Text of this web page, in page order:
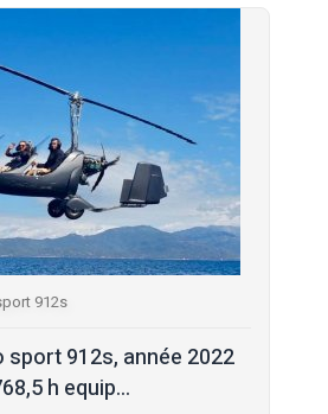
912s
912s, année 2022
h equip...